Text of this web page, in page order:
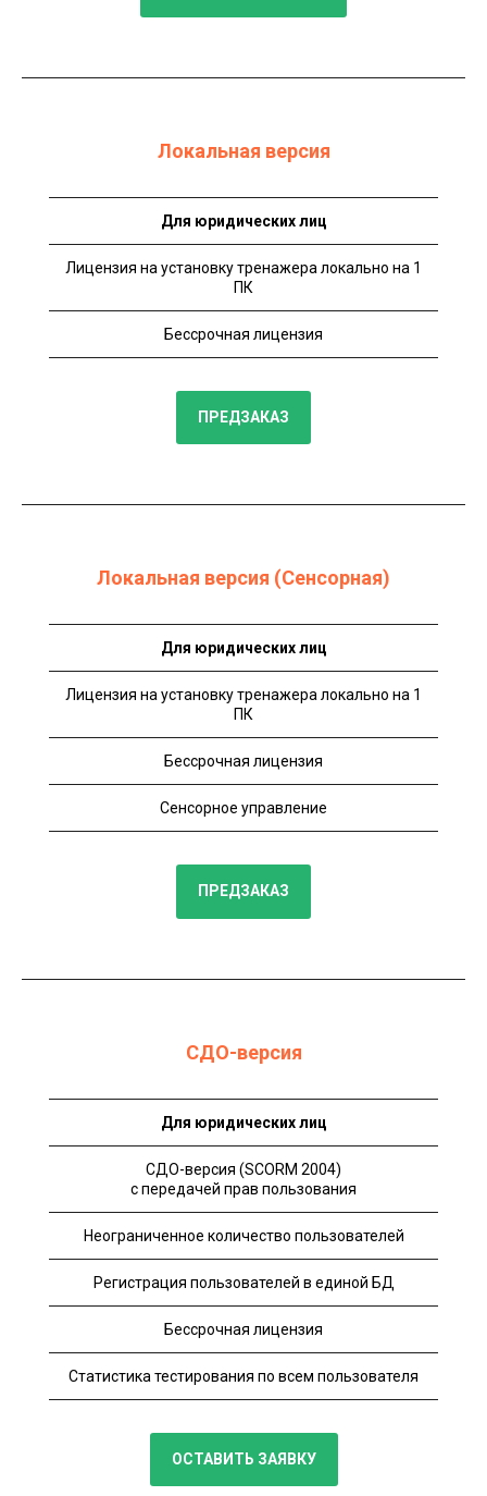
Локальная версия
Для юридических лиц
Лицензия на установку тренажера локально на 1
ПК
Бессрочная лицензия
ПРЕДЗАКАЗ
Локальная версия (Сенсорная)
Для юридических лиц
Лицензия на установку тренажера локально на 1
ПК
Бессрочная лицензия
Сенсорное управление
ПРЕДЗАКАЗ
СДО-версия
Для юридических лиц
СДО-версия (SCORM 2004)
с передачей прав пользования
Неограниченное количество пользователей
Регистрация пользователей в единой БД
Бессрочная лицензия
Статистика тестирования по всем пользователя
ОСТАВИТЬ ЗАЯВКУ